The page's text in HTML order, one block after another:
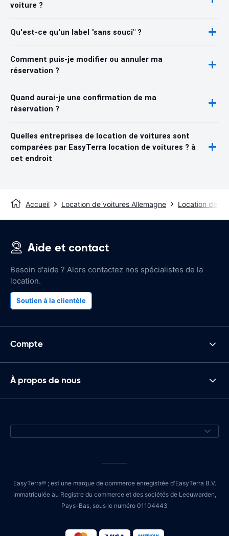
voiture ?
Qu'est-ce qu'un label "sans souci" ?
Comment puis-je modifier ou annuler ma
réservation ?
Quand aurai-je une confirmation de ma
réservation ?
Quelles entreprises de location de voitures sont
comparées par EasyTerra location de voitures ? à
cet endroit
Accueil Location de voitures Allemagne Location de
Aide et contact
Besoin d'aide ? Alors contactez nos spécialistes de la
location.
Soutien à la clientèle
Compte
À propos de nous
EasyTerra® ; est une marque de commerce enregistrée d'EasyTerra B.V.
immatriculée au Registre du commerce et des sociétés de Leeuwarden,
Pays-Bas, sous le numéro 01104443